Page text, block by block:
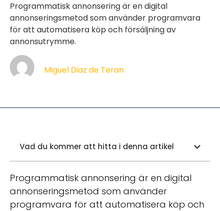
Programmatisk annonsering är en digital
annonseringsmetod som använder programvara
för att automatisera köp och försäljning av
annonsutrymme.
Miguel Diaz de Teran
Vad du kommer att hitta i denna artikel
Programmatisk annonsering är en digital
annonseringsmetod som använder
programvara för att automatisera köp och